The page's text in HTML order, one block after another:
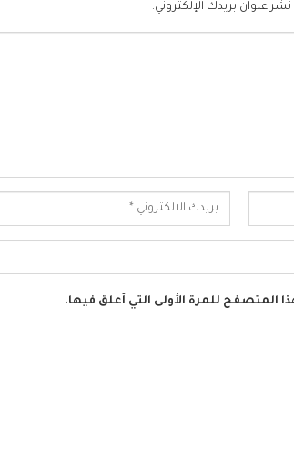
عنوان بريدك الإلكتروني.
المتصفح للمرة الأولى التي أعلق فيها.